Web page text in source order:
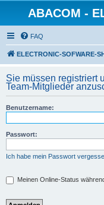
ABACOM -
FAQ
ELECTRONIC-SOFWARE-
Sie müssen registriert
Team-Mitglieder
Benutzername:
Passwort:
Ich habe mein Passwort
Meinen Online-Status